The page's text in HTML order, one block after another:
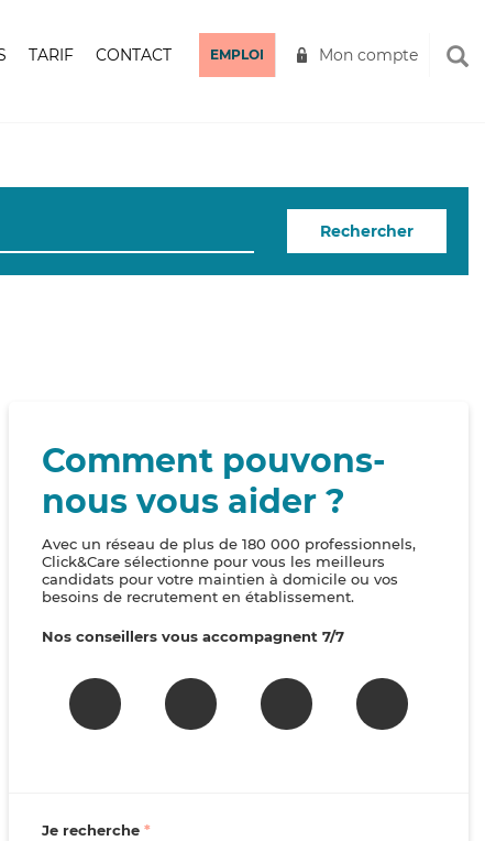
TARIF CONTACT EMPLOI Mon compte
Rechercher
Comment pouvons-
nous vous aider ?
Avec un réseau de plus de 180 000 professionnels,
Click&Care sélectionne pour vous les meilleurs
candidats pour votre maintien à domicile ou vos
besoins de recrutement en établissement.
Nos conseillers vous accompagnent 7/7
Je recherche